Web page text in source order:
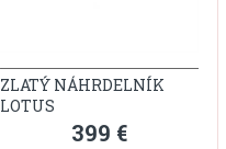
ZLATÝ NÁHRDELNÍK
LOTUS
399 €